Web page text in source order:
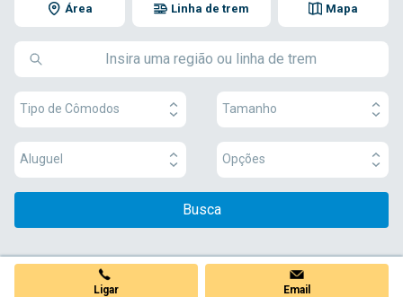
Área Mapa
Linha de trem
Tipo de Cômodos Tamanho
Aluguel Opções
Busca
Ligar Email